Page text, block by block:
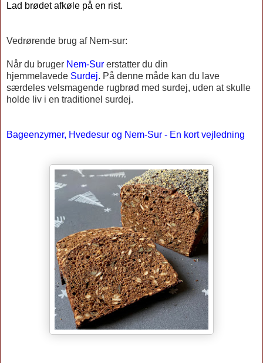
Lad brødet afkøle på en rist.
Vedrørende brug af Nem-sur:
Når du bruger Nem-Sur erstatter du din
hjemmelavede Surdej. På denne måde kan du lave
særdeles velsmagende rugbrød med surdej, uden at skulle
holde liv i en traditionel surdej.
Bageenzymer, Hvedesur og Nem-Sur - En kort vejledning